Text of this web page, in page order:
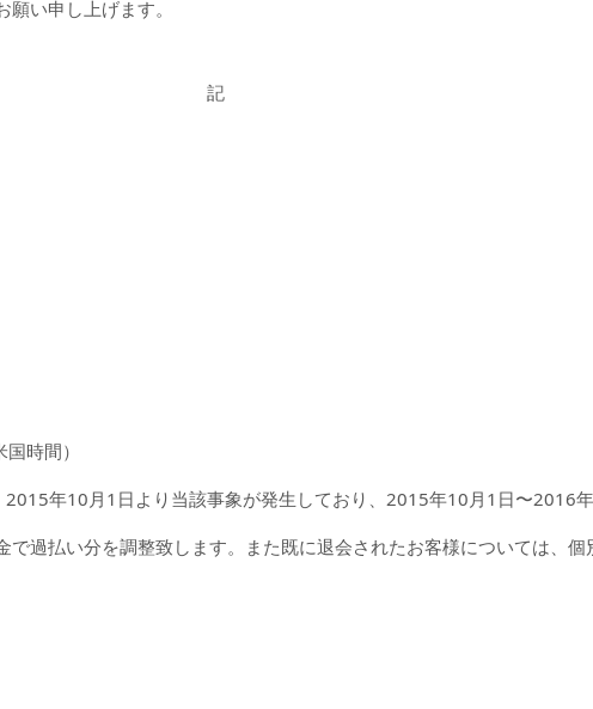
い申し上げます。
記
時間）
年10月1日より当該事象が発生しており、2015年10月1日〜2016
で過払い分を調整致します。また既に退会されたお客様については、個